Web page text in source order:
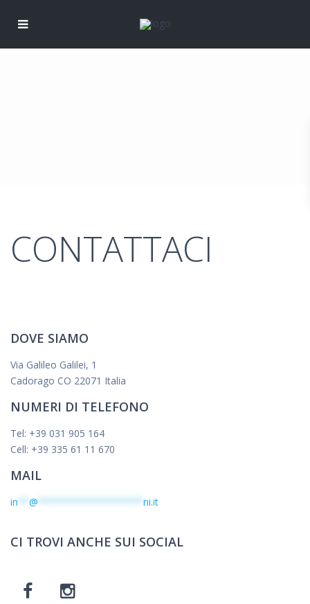
CONTATTACI
DOVE SIAMO
Via Galileo Galilei, 1
Cadorago CO 22071 Italia
NUMERI DI TELEFONO
Tel: +39 031 905 164
Cell: +39 335 61 11 670
MAIL
in @ ni.it
CI TROVI ANCHE SUI SOCIAL